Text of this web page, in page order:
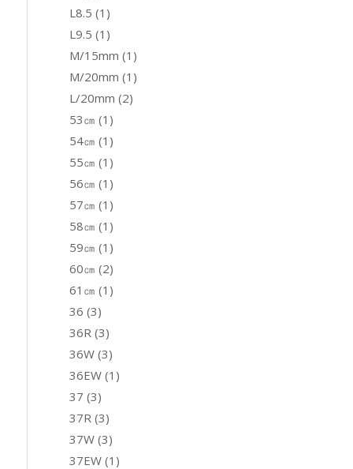
L8.5 (1)
L9.5 (1)
M/15mm (1)
M/20mm (1)
L/20mm (2)
53㎝ (1)
54㎝ (1)
55㎝ (1)
56㎝ (1)
57㎝ (1)
58㎝ (1)
59㎝ (1)
60㎝ (2)
61㎝ (1)
36 (3)
36R (3)
36W (3)
36EW (1)
37 (3)
37R (3)
37W (3)
37EW (1)